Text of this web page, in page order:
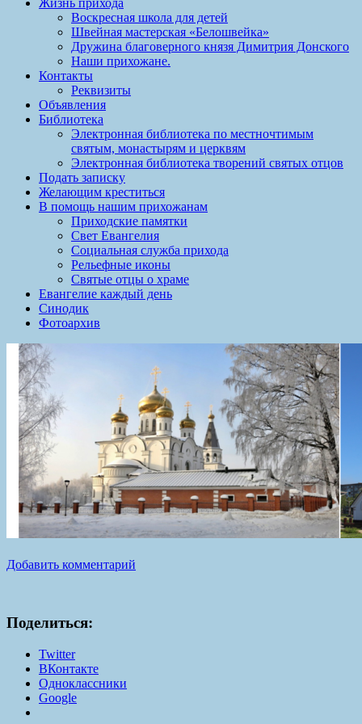
Воскресная школа для детей
Швейная мастерская «Белошвейка»
Дружина благоверного князя Димитрия Донского
Наши прихожане.
Контакты
Реквизиты
Объявления
Библиотека
Электронная библиотека по местночтимым
святым, монастырям и церквям
Электронная библиотека творений святых отцов
Подать записку
Желающим креститься
В помощь нашим прихожанам
Приходские памятки
Свет Евангелия
Социальная служба прихода
Рельефные иконы
Святые отцы о храме
Евангелие каждый день
Синодик
Фотоархив
Добавить комментарий
Поделиться:
Twitter
ВКонтакте
Одноклассники
Google